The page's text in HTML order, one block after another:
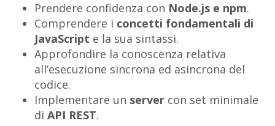
Prendere confidenza con Node.js e npm.
Comprendere i concetti fondamentali di
JavaScript e la sua sintassi.
Approfondire la conoscenza relativa
all’esecuzione sincrona ed asincrona del
codice.
Implementare un server con set minimale
di API REST.